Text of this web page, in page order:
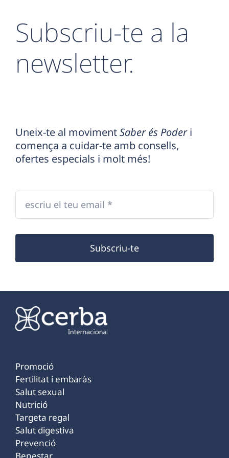
Subscriu-te a la
newsletter.
Uneix-te al movimentSaber és Poderi
comença a cuidar-te amb consells,
ofertes especials i molt més!
Subscriu-te
Promoció
Fertilitat i embaràs
Salut sexual
Nutrició
Targeta regal
Salut digestiva
Prevenció